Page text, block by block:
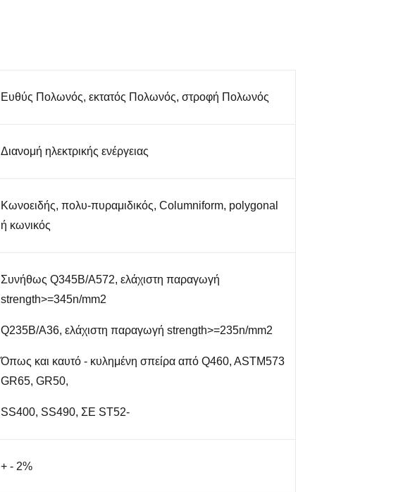
Ευθύς Πολωνός, εκτατός Πολωνός, στροφή Πολωνός
Διανομή ηλεκτρικής ενέργειας
Κωνοειδής, πολυ-πυραμιδικός, Columniform, polygonal
ή κωνικός
Συνήθως Q345B/A572, ελάχιστη παραγωγή
strength>=345n/mm2
Q235B/A36, ελάχιστη παραγωγή strength>=235n/mm2
Όπως και καυτό - κυλημένη σπείρα από Q460, ASTM573
GR65, GR50,
SS400, SS490, ΣΕ ST52-
+ - 2%